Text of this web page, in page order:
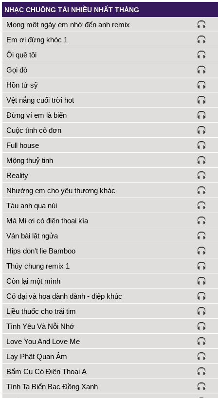
NHẠC CHUÔNG TẢI NHIỀU NHẤT THÁNG
Mong một ngày em nhớ đến anh remix
Em ơi đừng khóc 1
Ôi quê tôi
Gọi đò
Hồn tử sỹ
Vệt nắng cuối trời hot
Đừng ví em là biển
Cuộc tình cô đơn
Full house
Mộng thuỷ tinh
Reality
Nhường em cho yêu thương khác
Tàu anh qua núi
Má Mi ơi có điện thoại kìa
Ván bài lật ngửa
Hips don't lie Bamboo
Thủy chung remix 1
Còn lại một mình
Cỏ dại và hoa dành dành - điệp khúc
Liều thuốc cho trái tim
Tình Yêu Và Nỗi Nhớ
Love You And Love Me
Lạy Phật Quan Âm
Bẩm Cụ Có Điện Thoại Ạ
Tình Ta Biển Bạc Đồng Xanh